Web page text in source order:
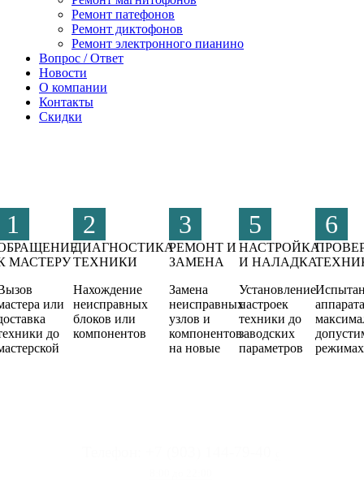
Ремонт патефонов
Ремонт диктофонов
Ремонт электронного пианино
Вопрос / Ответ
Новости
О компании
Контакты
Скидки
1
МАСТЕРУ
или
до
2
ДИАГНОСТИКА
ТЕХНИКИ
Нахождение
неисправных
блоков или
компонентов
3
РЕМОНТ И
ЗАМЕНА
Замена
неисправных
узлов и
компонентов
на новые
5
НАСТРОЙКА
И НАЛАДКА
Установление
настроек
техники до
заводских
параметров
6
режимах